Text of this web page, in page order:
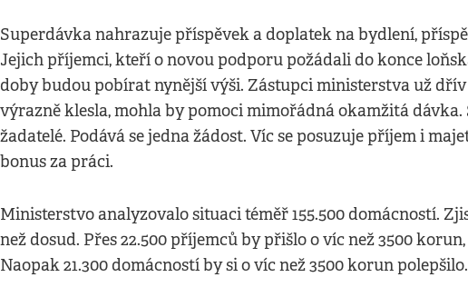
Superdávka nahrazuje příspěvek a doplatek na bydlení,
Jejich příjemci, kteří o novou podporu požádali do konce
doby budou pobírat nynější výši. Zástupci ministerstva už
výrazně klesla, mohla by pomoci mimořádná okamžitá
žadatelé. Podává se jedna žádost. Víc se posuzuje příjem i
bonus za práci.
Ministerstvo analyzovalo situaci téměř 155.500 domácností.
než dosud. Přes 22.500 příjemců by přišlo o víc než 3500
Naopak 21.300 domácností by si o víc než 3500 korun polepšilo.